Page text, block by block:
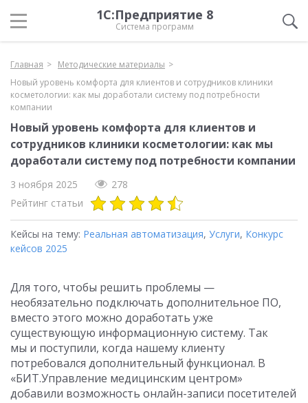
1С:Предприятие 8
Система программ
Главная
Методические материалы
Новый уровень комфорта для клиентов и сотрудников клиники
косметологии: как мы доработали систему под потребности
компании
Новый уровень комфорта для клиентов и
сотрудников клиники косметологии: как мы
доработали систему под потребности компании
3 ноября 2025
278
Рейтинг статьи
Кейсы на тему: Реальная автоматизация, Услуги, Конкурс
кейсов 2025
Для того, чтобы решить проблемы —
необязательно подключать дополнительное ПО,
вместо этого можно доработать уже
существующую информационную систему. Так
мы и поступили, когда нашему клиенту
потребовался дополнительный функционал. В
«БИТ.Управление медицинским центром»
добавили возможность онлайн-записи посетителей